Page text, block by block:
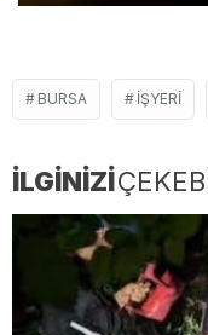
BURSA IŞYERI
İLGİNİZİ